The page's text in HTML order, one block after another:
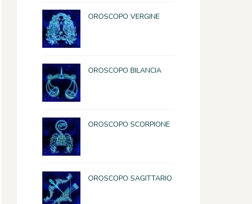
OROSCOPO VERGINE
OROSCOPO BILANCIA
OROSCOPO SCORPIONE
OROSCOPO SAGITTARIO